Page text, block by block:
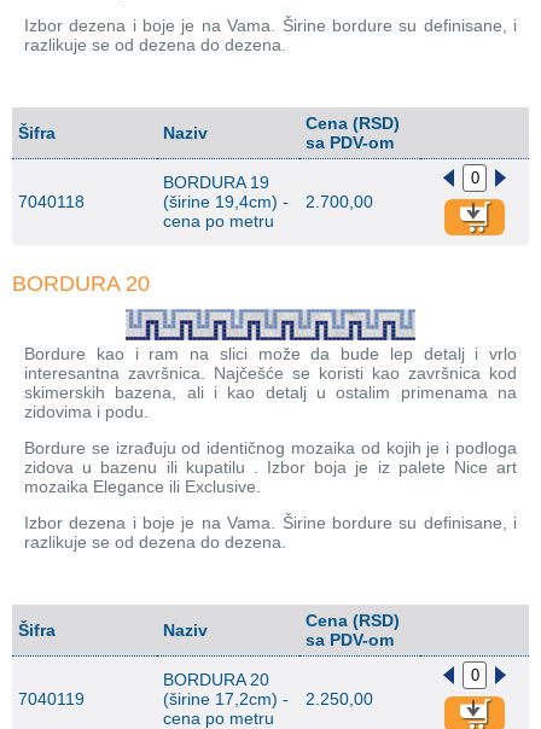
Izbor dezena i boje je na Vama. Širine bordure su definisane, i
razlikuje se od dezena do dezena.
Šifra Naziv
Cena (RSD)
sa PDV-om
7040118
BORDURA 19
(širine 19,4cm) -
cena po metru
2.700,00
BORDURA 20
Bordure kao i ram na slici može da bude lep detalj i vrlo
interesantna završnica. Najčešće se koristi kao završnica kod
skimerskih bazena, ali i kao detalj u ostalim primenama na
zidovima i podu.
Bordure se izrađuju od identičnog mozaika od kojih je i podloga
zidova u bazenu ili kupatilu . Izbor boja je iz palete Nice art
mozaika Elegance ili Exclusive.
Izbor dezena i boje je na Vama. Širine bordure su definisane, i
razlikuje se od dezena do dezena.
Šifra Naziv
Cena (RSD)
sa PDV-om
7040119
BORDURA 20
(širine 17,2cm) -
cena po metru
2.250,00